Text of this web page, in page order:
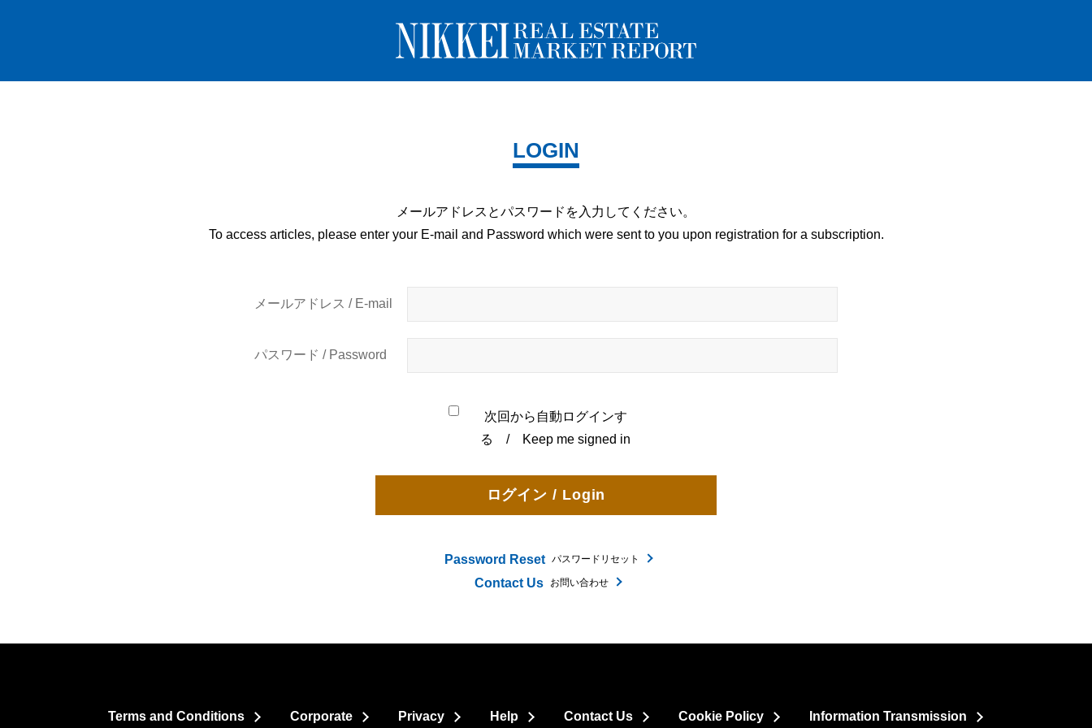
LOGIN
メールアドレスとパスワードを 入力してください。
To access articles, please enter your E-mail and Password which were sent to you upon registration for a subscription.
メールアドレス / E-mail
パスワード / Password
次回から自動ログインす
る / Keep me signed in
Password Reset パスワードリセット
Contact Us お問い合わせ
Terms and Conditions Corporate Privacy Help Contact Us Cookie Policy Information Transmission